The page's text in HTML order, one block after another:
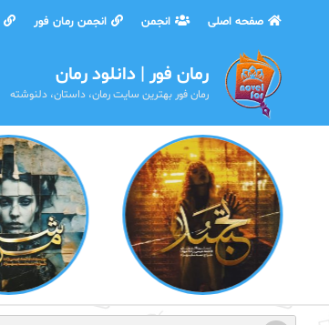
صفحه اصلی انجمن انجمن رمان فور
رمان فور | دانلود رمان
رمان فور بهترین سایت رمان، داستان، دلنوشته